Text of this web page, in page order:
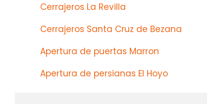
Cerrajeros La Revilla
Cerrajeros Santa Cruz de Bezana
Apertura de puertas Marron
Apertura de persianas El Hoyo